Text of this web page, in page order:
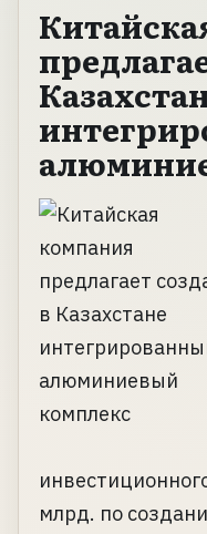
млрд. по